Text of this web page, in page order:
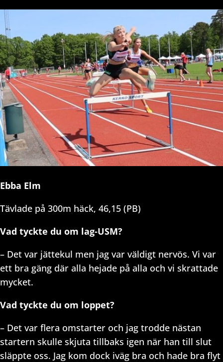
Ebba Elm
Tävlade på 300m häck, 46,15 (PB)
Vad tyckte du om lag-USM?
– Det var jättekul men jag var väldigt nervös. Vi var
ett bra gäng där alla hejade på alla och vi skrattade
mycket.
Vad tyckte du om loppet?
– Det var flera omstarter och jag trodde nästan
startern skulle skjuta tillbaks igen när han till slut
släppte oss. Jag kom dock iväg bra och hade bra flyt